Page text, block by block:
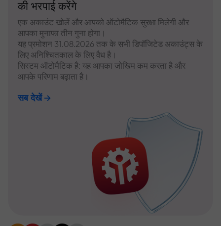
की भरपाई करेंगे
एक अकाउंट खोलें और आपको ऑटोमैटिक सुरक्षा मिलेगी और
आपका मुनाफा तीन गुना होगा।
यह प्रमोशन 31.08.2026 तक के सभी डिपॉजिटेड अकाउंट्स के
लिए अनिश्चितकाल के लिए वैध है।
सिस्टम ऑटोमैटिक है: यह आपका जोखिम कम करता है और
आपके परिणाम बढ़ाता है।
सब देखें